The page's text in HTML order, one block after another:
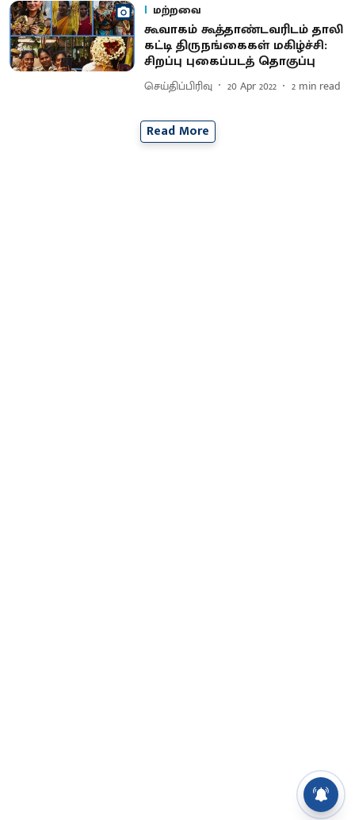
மற்றவை
கூவாகம் கூத்தாண்டவரிடம் தாலி
கட்டி திருநங்கைகள் மகிழ்ச்சி:
சிறப்பு புகைப்படத் தொகுப்பு
செய்திப்பிரிவு 20 Apr 2022 2 min read
Read More